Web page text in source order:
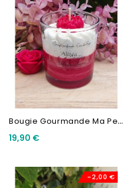
B
Ougie Gourmande Ma Petite...
19,90 €
-2,00 €